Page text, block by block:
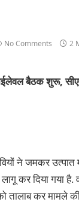
No Comments 2
बैठक शुरू,
ने जमकर
कर दिया गया
तालाब कर